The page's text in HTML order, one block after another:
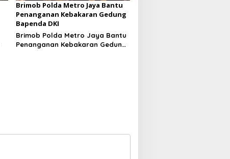
Brimob Polda Metro Jaya Bantu
Penanganan Kebakaran Gedung
Bapenda DKI
Brimob Polda Metro Jaya Bantu
Penanganan Kebakaran Gedung